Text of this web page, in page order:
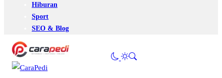
Hiburan
Sport
SEO & Blog